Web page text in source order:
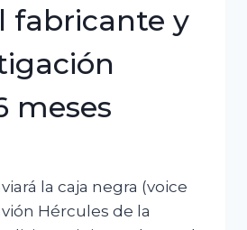
fabricante y
meses
la caja negra (voice
Hércules de la